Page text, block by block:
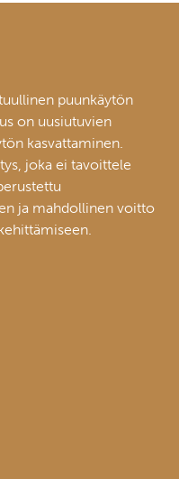
puunkäytön
on uusiutuvien
kasvattaminen.
joka ei tavoittele
ja mahdollinen voitto